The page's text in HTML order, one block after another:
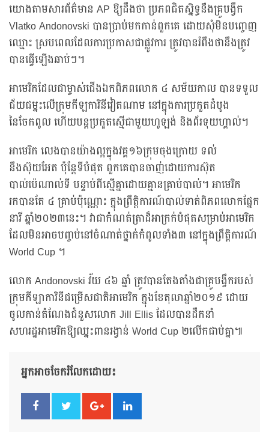
យោងតាមសារព័ត៌មាន AP ឱ្យដឹងថា ប្រភពជិតស្និទ្ធនឹងគ្រូបង្វឹក
Vlatko Andonovski បានប្រាប់មកកាន់ពួកគេ ដោយសុំមិនបញ្ចេញ
ឈ្មោះ ស្របពេលដែលការប្រកាសជាផ្លូវការ ត្រូវបានរំពឹងថានឹងត្រូវ
បានធ្វើឡើងឆាប់ៗ។
អាមេរិកដែលជាម្ចាស់ជើងឯកពិភពលោក ៤ សម័យកាល បានទទួល
ជ័យជម្នះលើក្រុមកីឡការិនីវៀតណាម នៅក្នុងការប្រកួតដំបូង
នៃចែកពូល ហើយបន្តប្រកួតស្មើជាមួយហូឡង់ និងព័រទុយហ្គាល់។
អាមេរិក លេងបានយ៉ាងល្អក្នុងវគ្គ១៦ក្រុមចុងក្រោយ ទល់
នឹងស៊ុយអែត ប៉ុន្តែទីបំផុត ពួកគេបានចាញ់ដោយការស៊ុត
បាល់ប៉េណាល់ទី បន្ទាប់ពីស្មើគ្នាដោយគ្មានគ្រាប់បាល់។ អាមេរិក
រកបានតែ ៤ គ្រាប់ប៉ុណ្ណោះ ក្នុងព្រឹត្តិការណ៍បាល់ទាត់ពិភពលោកផ្នែក
នារី ឆ្នាំ២០២៣នេះ។ វាជាកំណត់ត្រាដ៏អាក្រក់បំផុតសម្រាប់អាមេរិក
ដែលមិនអាចបញ្ចប់នៅចំណាត់ថ្នាក់កំពូលទាំង៣ នៅក្នុងព្រឹត្តិការណ៍
World Cup ។
លោក Andonovski វ័យ ៤៦ ឆ្នាំ ត្រូវបានតែងតាំងជាគ្រូបង្វឹករបស់
ក្រុមកីឡាការិនីជម្រើសជាតិអាមេរិក ក្នុងខែតុលាឆ្នាំ២០១៩ ដោយ
ចូលកាន់តំណែងជំនួសលោក Jill Ellis ដែលបានដឹកនាំ
សហរដ្ឋអាមេរិកឱ្យឈ្នះពានរង្វាន់ World Cup ២លើកជាប់គ្នា៕
អ្នកអាចចែករំលែកដោយ៖